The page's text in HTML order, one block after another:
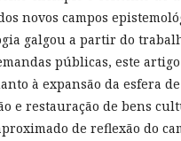
novos campos
galgou a partir do
públicas, este
à expansão da esfera
e restauração de bens
de reflexão do